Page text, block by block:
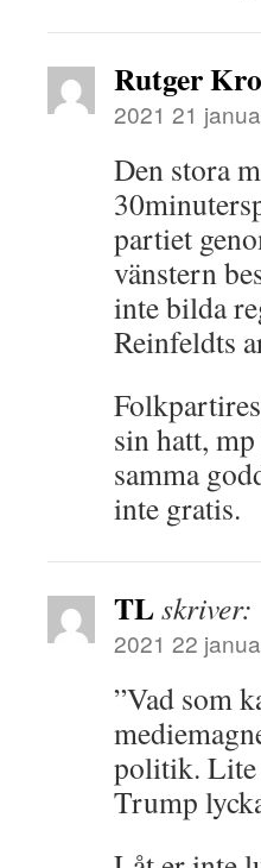
Rutger
2021 21
Den stora
partiet
vänstern
inte bilda
Reinfeldts
sin hatt,
samma
inte gratis.
TLskriver:
2021 22
”Vad som
politik. Lite
Trump